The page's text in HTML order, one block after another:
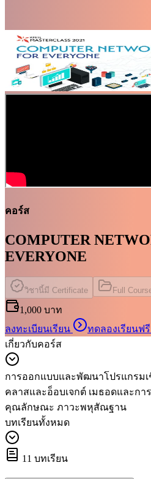
คอร์ส
COMPUTER
EVERYONE
วิชานี้มี Certificate Full
1,000 บาท
ลงทะเบียนเรียน
ทดลองเรียนฟรี
เกี่ยวกับคอร์ส
การออกแบบและพัฒนาโปรแกรม
คลาสและอ็อบเจกต์ เมธอดและกา
คุณลักษณะ ภาวะพหุสัณฐาน
บทเรียนทั้งหมด
11 บทเรียน